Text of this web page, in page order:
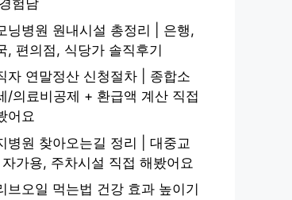
험담
닝병원 원내시설 총정리 | 은행,
, 편의점, 식당가 솔직후기
자 연말정산 신청절차 | 종합소
/의료비공제 + 환급액 계산 직접
어요
병원 찾아오는길 정리 | 대중교
가용, 주차시설 직접 해봤어요
브오일 먹는법 건강 효과 높이기